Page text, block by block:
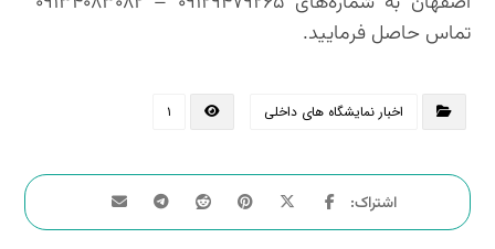
تماس حاصل فرمایید.
اخبار نمایشگاه های داخلی ۱